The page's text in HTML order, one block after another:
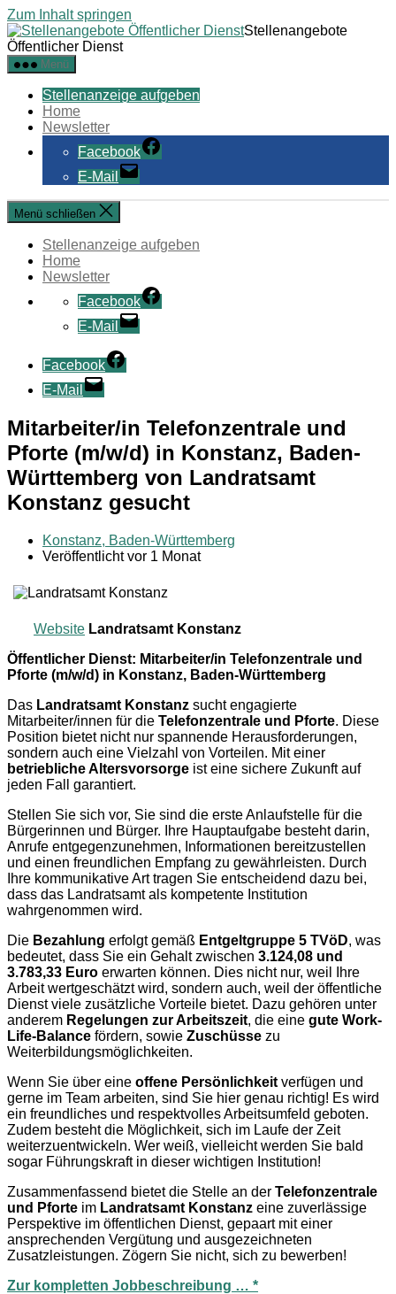
Zum Inhalt springen
Stellenangebote
Öffentlicher Dienst
Menü
Stellenanzeige aufgeben
Home
Newsletter
Facebook
E-Mail
Menü schließen
Stellenanzeige aufgeben
Home
Newsletter
Facebook
E-Mail
Facebook
E-Mail
Mitarbeiter/in Telefonzentrale und
Pforte (m/w/d) in Konstanz, Baden-
Württemberg von Landratsamt
Konstanz gesucht
Konstanz, Baden-Württemberg
Veröffentlicht vor 1 Monat
Website Landratsamt Konstanz
Öffentlicher Dienst: Mitarbeiter/in Telefonzentrale und
Pforte (m/w/d) in Konstanz, Baden-Württemberg
Das Landratsamt Konstanz sucht engagierte
Mitarbeiter/innen für die Telefonzentrale und Pforte. Diese
Position bietet nicht nur spannende Herausforderungen,
sondern auch eine Vielzahl von Vorteilen. Mit einer
betriebliche Altersvorsorge ist eine sichere Zukunft auf
jeden Fall garantiert.
Stellen Sie sich vor, Sie sind die erste Anlaufstelle für die
Bürgerinnen und Bürger. Ihre Hauptaufgabe besteht darin,
Anrufe entgegenzunehmen, Informationen bereitzustellen
und einen freundlichen Empfang zu gewährleisten. Durch
Ihre kommunikative Art tragen Sie entscheidend dazu bei,
dass das Landratsamt als kompetente Institution
wahrgenommen wird.
Die Bezahlung erfolgt gemäß Entgeltgruppe 5 TVöD, was
bedeutet, dass Sie ein Gehalt zwischen 3.124,08 und
3.783,33 Euro erwarten können. Dies nicht nur, weil Ihre
Arbeit wertgeschätzt wird, sondern auch, weil der öffentliche
Dienst viele zusätzliche Vorteile bietet. Dazu gehören unter
anderem Regelungen zur Arbeitszeit, die eine gute Work-
Life-Balance fördern, sowie Zuschüsse zu
Weiterbildungsmöglichkeiten.
Wenn Sie über eine offene Persönlichkeit verfügen und
gerne im Team arbeiten, sind Sie hier genau richtig! Es wird
ein freundliches und respektvolles Arbeitsumfeld geboten.
Zudem besteht die Möglichkeit, sich im Laufe der Zeit
weiterzuentwickeln. Wer weiß, vielleicht werden Sie bald
sogar Führungskraft in dieser wichtigen Institution!
Zusammenfassend bietet die Stelle an der Telefonzentrale
und Pforte im Landratsamt Konstanz eine zuverlässige
Perspektive im öffentlichen Dienst, gepaart mit einer
ansprechenden Vergütung und ausgezeichneten
Zusatzleistungen. Zögern Sie nicht, sich zu bewerben!
Zur kompletten Jobbeschreibung … *